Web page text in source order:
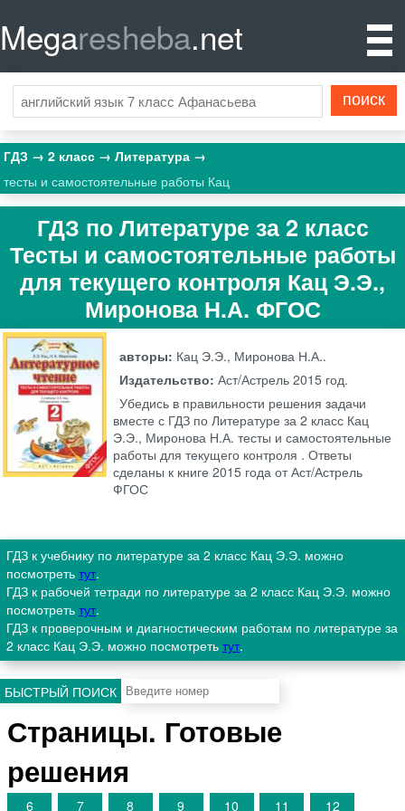
Megaresheba.net
ГДЗ 2 класс
Литература
тесты и самостоятельные работы Кац
ГДЗ по Литературе за 2 класс
Тесты и самостоятельные работы
для текущего контроля Кац Э.Э.,
Миронова Н.А. ФГОС
авторы: Кац Э.Э., Миронова Н.А..
Издательство:Аст/Астрель 2015 год.
Убедись в правильности решения задачи
вместе с ГДЗ по Литературе за 2 класс Кац
Э.Э., Миронова Н.А. тесты и самостоятельные
работы для текущего контроля . Ответы
сделаны к книге 2015 года от Аст/Астрель
ФГОС
ГДЗ к учебнику по литературе за 2 класс Кац Э.Э. можно
посмотреть тут.
ГДЗ к рабочей тетради по литературе за 2 класс Кац Э.Э. можно
посмотреть тут.
ГДЗ к проверочным и диагностическим работам по литературе за
2 класс Кац Э.Э. можно посмотреть тут.
БЫСТРЫЙ ПОИСК
Страницы. Готовые
решения
6 7 8 9 10 11 12